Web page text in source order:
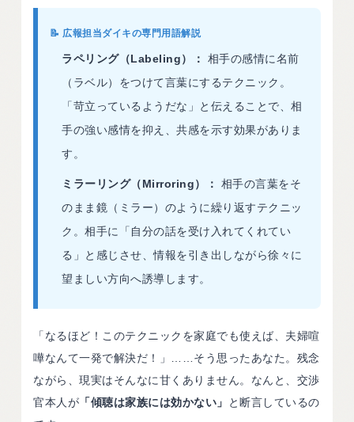
📝 広報担当ダイキの専門用語解説
ラペリング（Labeling）：
相手の感情に名前
（ラベル）をつけて言葉にするテクニック。
「苛立っているようだな」と伝えることで、相
手の強い感情を抑え、共感を示す効果がありま
す。
ミラーリング（Mirroring）：
相手の言葉をそ
のまま鏡（ミラー）のように繰り返すテクニッ
ク。相手に「自分の話を受け入れてくれてい
る」と感じさせ、情報を引き出しながら徐々に
望ましい方向へ誘導します。
「なるほど！このテクニックを家庭でも使えば、夫婦喧
嘩なんて一発で解決だ！」……そう思ったあなた。残念
ながら、現実はそんなに甘くありません。なんと、交渉
官本人が 「傾聴は家族には効かない」
と断言しているの